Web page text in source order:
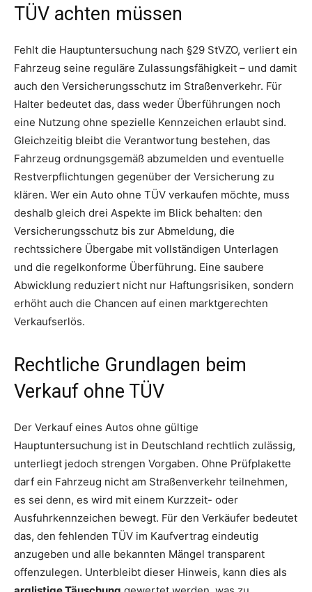
TÜV achten müssen
Fehlt die Hauptuntersuchung nach §29 StVZO, verliert ein
Fahrzeug seine reguläre Zulassungsfähigkeit – und damit
auch den Versicherungsschutz im Straßenverkehr. Für
Halter bedeutet das, dass weder Überführungen noch
eine Nutzung ohne spezielle Kennzeichen erlaubt sind.
Gleichzeitig bleibt die Verantwortung bestehen, das
Fahrzeug ordnungsgemäß abzumelden und eventuelle
Restverpflichtungen gegenüber der Versicherung zu
klären. Wer ein Auto ohne TÜV verkaufen möchte, muss
deshalb gleich drei Aspekte im Blick behalten: den
Versicherungsschutz bis zur Abmeldung, die
rechtssichere Übergabe mit vollständigen Unterlagen
und die regelkonforme Überführung. Eine saubere
Abwicklung reduziert nicht nur Haftungsrisiken, sondern
erhöht auch die Chancen auf einen marktgerechten
Verkaufserlös.
Rechtliche Grundlagen beim
Verkauf ohne TÜV
Der Verkauf eines Autos ohne gültige
Hauptuntersuchung ist in Deutschland rechtlich zulässig,
unterliegt jedoch strengen Vorgaben. Ohne Prüfplakette
darf ein Fahrzeug nicht am Straßenverkehr teilnehmen,
es sei denn, es wird mit einem Kurzzeit- oder
Ausfuhrkennzeichen bewegt. Für den Verkäufer bedeutet
das, den fehlenden TÜV im Kaufvertrag eindeutig
anzugeben und alle bekannten Mängel transparent
offenzulegen. Unterbleibt dieser Hinweis, kann dies als